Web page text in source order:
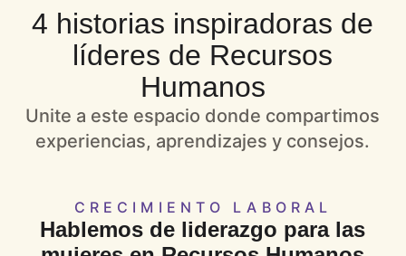
4 historias inspiradoras de
líderes de Recursos
Humanos
Unite a este espacio donde compartimos
experiencias, aprendizajes y consejos.
CRECIMIENTO LABORAL
Hablemos de liderazgo para las